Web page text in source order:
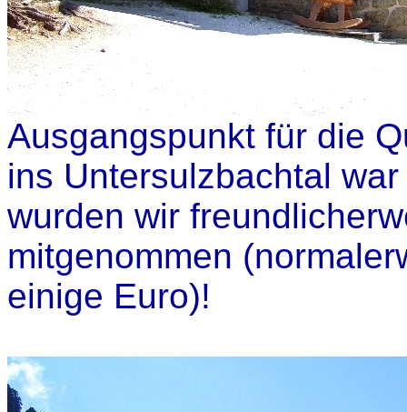
Ausgangspunkt für die
ins Untersulzbachtal
wurden wir
mitgenommen
einige Euro)!